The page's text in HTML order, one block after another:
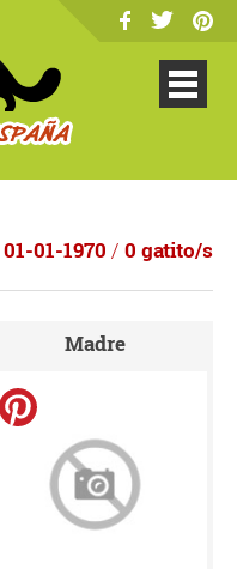
01-01-1970 / 0 gatito/s
Madre